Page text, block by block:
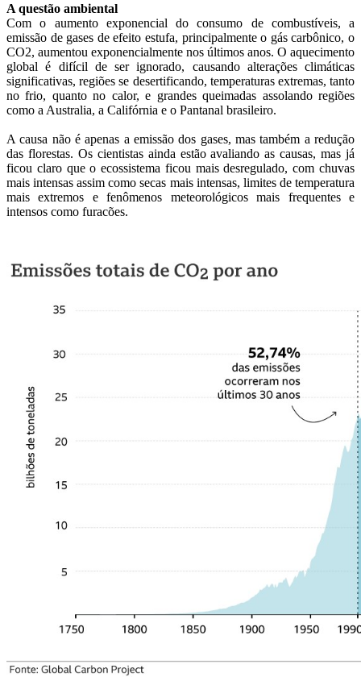
A questão ambiental
Com o aumento exponencial do consumo de combustíveis, a
emissão de gases de efeito estufa, principalmente o gás carbônico, o
CO2, aumentou exponencialmente nos últimos anos. O aquecimento
global é difícil de ser ignorado, causando alterações climáticas
significativas, regiões se desertificando, temperaturas extremas, tanto
no frio, quanto no calor, e grandes queimadas assolando regiões
como a Australia, a Califórnia e o Pantanal brasileiro.
A causa não é apenas a emissão dos gases, mas também a redução
das florestas. Os cientistas ainda estão avaliando as causas, mas já
ficou claro que o ecossistema ficou mais desregulado, com chuvas
mais intensas assim como secas mais intensas, limites de temperatura
mais extremos e fenômenos meteorológicos mais frequentes e
intensos como furacões.